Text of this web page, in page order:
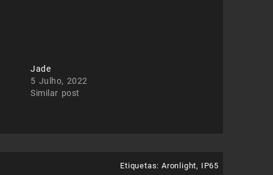
Jade
5 Julho, 2022
Similar post
Etiquetas: Aronlight, IP65